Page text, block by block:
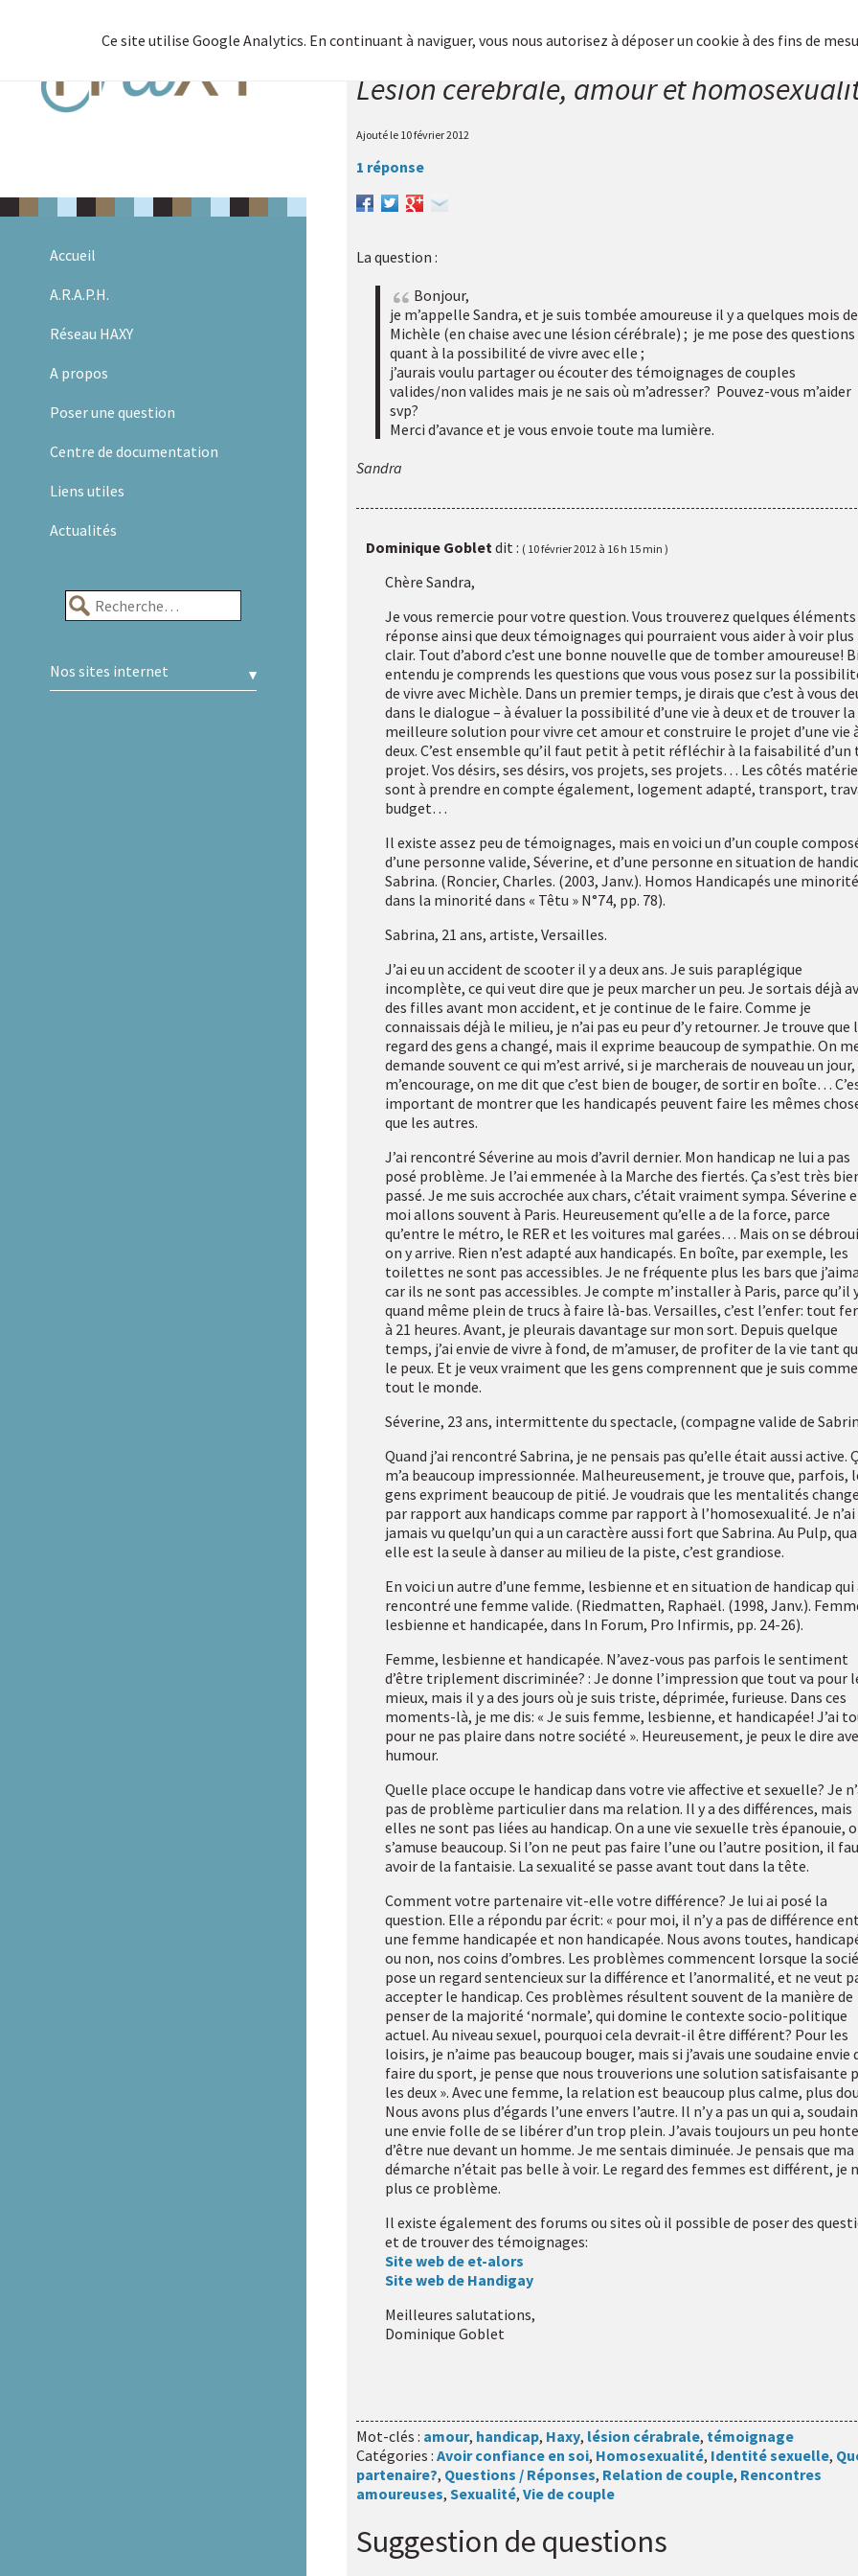
Ce site utilise Google Analytics. En continuant à naviguer, vous nous autorisez à déposer un cookie à des fins de
au
Accueil
A.R.A.P.H.
Réseau HAXY
A propos
Poser une question
Centre de documentation
Liens utiles
Actualités
Rechercher :
Nos sites internet
Lésion cérébrale, amour et
Ajouté le 10 février 2012
1 réponse
La question :
Bonjour,
je m’appelle Sandra, et je suis tombée amoureuse il y a quelques mois de
Michèle (en chaise avec une lésion cérébrale) ; je me pose des questions
quant à la possibilité de vivre avec elle ;
j’aurais voulu partager ou écouter des témoignages de couples
valides/non valides mais je ne sais où m’adresser? Pouvez-vous m’aider
svp?
Merci d’avance et je vous envoie toute ma lumière.
Sandra
Dominique Gobletdit : 10 février 2012 à 16 h 15 min
Chère Sandra,
Je vous remercie pour votre question. Vous trouverez quelques éléments
réponse ainsi que deux témoignages qui pourraient vous aider à voir plus
clair. Tout d’abord c’est une bonne nouvelle que de tomber amoureuse!
entendu je comprends les questions que vous vous posez sur la
de vivre avec Michèle. Dans un premier temps, je dirais que c’est à vous
dans le dialogue – à évaluer la possibilité d’une vie à deux et de trouver la
meilleure solution pour vivre cet amour et construire le projet d’une vie
deux. C’est ensemble qu’il faut petit à petit réfléchir à la faisabilité d’un
projet. Vos désirs, ses désirs, vos projets, ses projets… Les côtés
sont à prendre en compte également, logement adapté, transport,
budget…
Il existe assez peu de témoignages, mais en voici un d’un couple
d’une personne valide, Séverine, et d’une personne en situation de
Sabrina. (Roncier, Charles. (2003, Janv.). Homos Handicapés une minorité
dans la minorité dans « Têtu » N°74, pp. 78).
Sabrina, 21 ans, artiste, Versailles.
J’ai eu un accident de scooter il y a deux ans. Je suis paraplégique
incomplète, ce qui veut dire que je peux marcher un peu. Je sortais déjà
des filles avant mon accident, et je continue de le faire. Comme je
connaissais déjà le milieu, je n’ai pas eu peur d’y retourner. Je trouve que
regard des gens a changé, mais il exprime beaucoup de sympathie. On
demande souvent ce qui m’est arrivé, si je marcherais de nouveau un
m’encourage, on me dit que c’est bien de bouger, de sortir en boîte…
important de montrer que les handicapés peuvent faire les mêmes
que les autres.
J’ai rencontré Séverine au mois d’avril dernier. Mon handicap ne lui a pas
posé problème. Je l’ai emmenée à la Marche des fiertés. Ça s’est très
passé. Je me suis accrochée aux chars, c’était vraiment sympa. Séverine
moi allons souvent à Paris. Heureusement qu’elle a de la force, parce
qu’entre le métro, le RER et les voitures mal garées… Mais on se
on y arrive. Rien n’est adapté aux handicapés. En boîte, par exemple, les
toilettes ne sont pas accessibles. Je ne fréquente plus les bars que
car ils ne sont pas accessibles. Je compte m’installer à Paris, parce qu’il
quand même plein de trucs à faire là-bas. Versailles, c’est l’enfer: tout
à 21 heures. Avant, je pleurais davantage sur mon sort. Depuis quelque
temps, j’ai envie de vivre à fond, de m’amuser, de profiter de la vie tant
le peux. Et je veux vraiment que les gens comprennent que je suis comme
tout le monde.
Séverine, 23 ans, intermittente du spectacle, (compagne valide de
Quand j’ai rencontré Sabrina, je ne pensais pas qu’elle était aussi active.
m’a beaucoup impressionnée. Malheureusement, je trouve que, parfois,
gens expriment beaucoup de pitié. Je voudrais que les mentalités
par rapport aux handicaps comme par rapport à l’homosexualité. Je n’ai
jamais vu quelqu’un qui a un caractère aussi fort que Sabrina. Au Pulp,
elle est la seule à danser au milieu de la piste, c’est grandiose.
En voici un autre d’une femme, lesbienne et en situation de handicap qui
rencontré une femme valide. (Riedmatten, Raphaël. (1998, Janv.).
lesbienne et handicapée, dans In Forum, Pro Infirmis, pp. 24-26).
Femme, lesbienne et handicapée. N’avez-vous pas parfois le sentiment
d’être triplement discriminée? : Je donne l’impression que tout va pour
mieux, mais il y a des jours où je suis triste, déprimée, furieuse. Dans ces
moments-là, je me dis: « Je suis femme, lesbienne, et handicapée! J’ai
pour ne pas plaire dans notre société ». Heureusement, je peux le dire
humour.
Quelle place occupe le handicap dans votre vie affective et sexuelle? Je
pas de problème particulier dans ma relation. Il y a des différences, mais
elles ne sont pas liées au handicap. On a une vie sexuelle très épanouie,
s’amuse beaucoup. Si l’on ne peut pas faire l’une ou l’autre position, il
avoir de la fantaisie. La sexualité se passe avant tout dans la tête.
Comment votre partenaire vit-elle votre différence? Je lui ai posé la
question. Elle a répondu par écrit: « pour moi, il n’y a pas de différence
une femme handicapée et non handicapée. Nous avons toutes,
ou non, nos coins d’ombres. Les problèmes commencent lorsque la
pose un regard sentencieux sur la différence et l’anormalité, et ne veut
accepter le handicap. Ces problèmes résultent souvent de la manière de
penser de la majorité ‘normale’, qui domine le contexte socio-politique
actuel. Au niveau sexuel, pourquoi cela devrait-il être différent? Pour les
loisirs, je n’aime pas beaucoup bouger, mais si j’avais une soudaine envie
faire du sport, je pense que nous trouverions une solution satisfaisante
les deux ». Avec une femme, la relation est beaucoup plus calme, plus
Nous avons plus d’égards l’une envers l’autre. Il n’y a pas un qui a,
une envie folle de se libérer d’un trop plein. J’avais toujours un peu honte
d’être nue devant un homme. Je me sentais diminuée. Je pensais que ma
démarche n’était pas belle à voir. Le regard des femmes est différent, je
plus ce problème.
Il existe également des forums ou sites où il possible de poser des
et de trouver des témoignages:
Site web de et-alors
Site web de Handigay
Meilleures salutations,
Dominique Goblet
Mot-clés : amour, handicap, Haxy, lésion cérabrale, témoignage
Catégories : Avoir confiance en soi, Homosexualité, Identité sexuelle,
partenaire?, Questions / Réponses, Relation de couple, Rencontres
amoureuses, Sexualité, Vie de couple
Suggestion de questions